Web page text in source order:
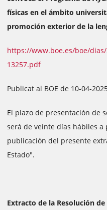
físicas en el ámbito
promoción exterior de la
https://www.boe.es/boe/
13257.pdf
Publicat al BOE de 10-04-
El plazo de presentación de
será de veinte días hábiles
publicación del presente
Estado".
Extracto de la Resolución